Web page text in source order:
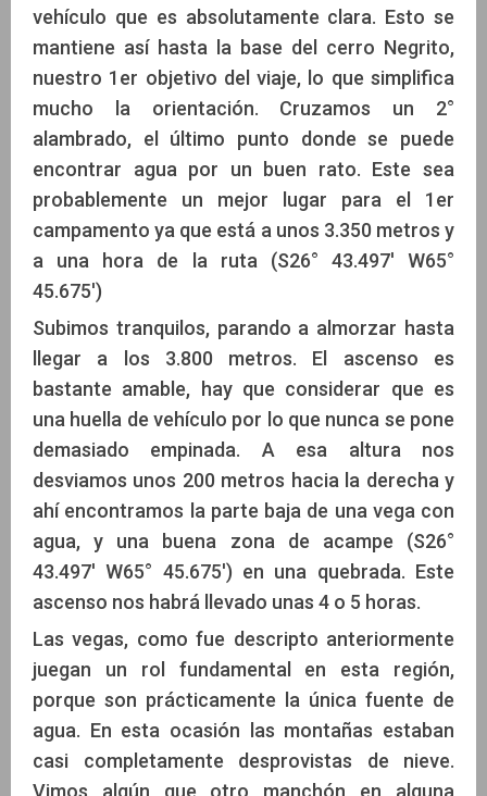
vehículo que es absolutamente clara. Esto se
mantiene así hasta la base del cerro Negrito,
nuestro 1er objetivo del viaje, lo que simplifica
mucho la orientación. Cruzamos un 2°
alambrado, el último punto donde se puede
encontrar agua por un buen rato. Este sea
probablemente un mejor lugar para el 1er
campamento ya que está a unos 3.350 metros y
a una hora de la ruta (S26° 43.497' W65°
45.675')
Subimos tranquilos, parando a almorzar hasta
llegar a los 3.800 metros. El ascenso es
bastante amable, hay que considerar que es
una huella de vehículo por lo que nunca se pone
demasiado empinada. A esa altura nos
desviamos unos 200 metros hacia la derecha y
ahí encontramos la parte baja de una vega con
agua, y una buena zona de acampe (S26°
43.497' W65° 45.675') en una quebrada. Este
ascenso nos habrá llevado unas 4 o 5 horas.
Las vegas, como fue descripto anteriormente
juegan un rol fundamental en esta región,
porque son prácticamente la única fuente de
agua. En esta ocasión las montañas estaban
casi completamente desprovistas de nieve.